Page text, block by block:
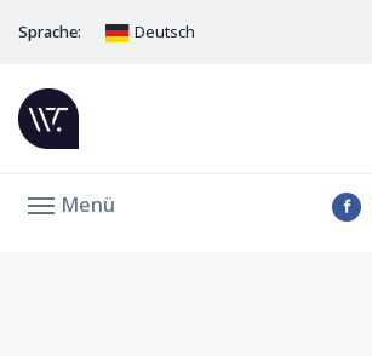
Sprache: Deutsch
Menü